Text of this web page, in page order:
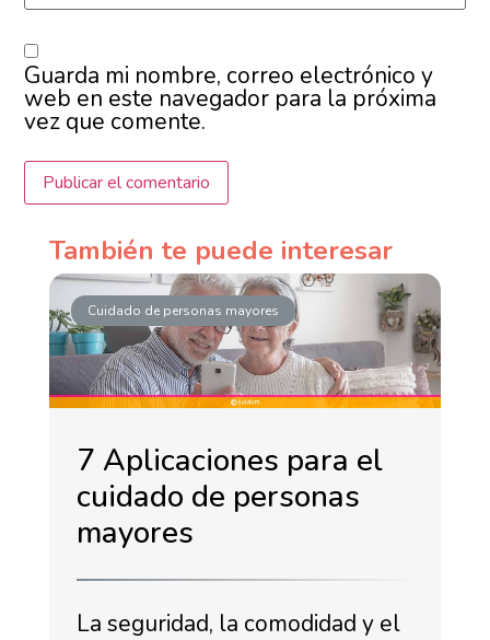
Guarda mi nombre, correo electrónico y
web en este navegador para la próxima
vez que comente.
También te puede interesar
Cuidado de personas mayores
7 Aplicaciones para el
cuidado de personas
mayores
La seguridad, la comodidad y el